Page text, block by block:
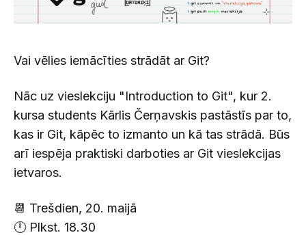
Vai vēlies iemācīties strādāt ar Git?
Nāc uz vieslekciju "Introduction to Git", kur 2.
kursa students Kārlis Čerņavskis pastāstīs par to,
kas ir Git, kāpēc to izmanto un kā tas strādā. Būs
arī iespēja praktiski darboties ar Git vieslekcijas
ietvaros.
📆 Trešdien, 20. maijā
🕛 Plkst. 18.30